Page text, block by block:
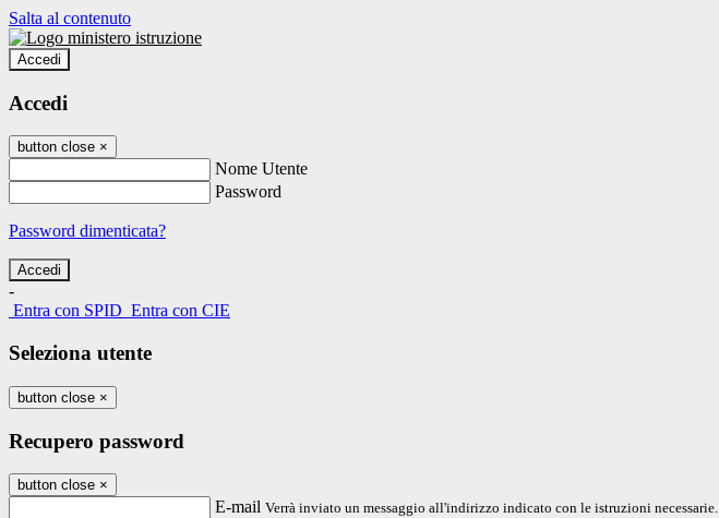
Salta al contenuto
Accedi
Accedi
button close ×
Nome Utente
Password
Password dimenticata?
-
Entra con SPID Entra con CIE
Seleziona utente
button close ×
Recupero password
button close ×
E-mail Verrà inviato un messaggio all'indirizzo indicato con le istruzioni necessarie.